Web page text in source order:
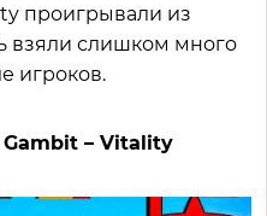
проигрывали из
взяли слишком много
игроков.
– Vitality